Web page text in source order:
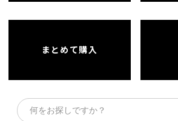
まとめて購入